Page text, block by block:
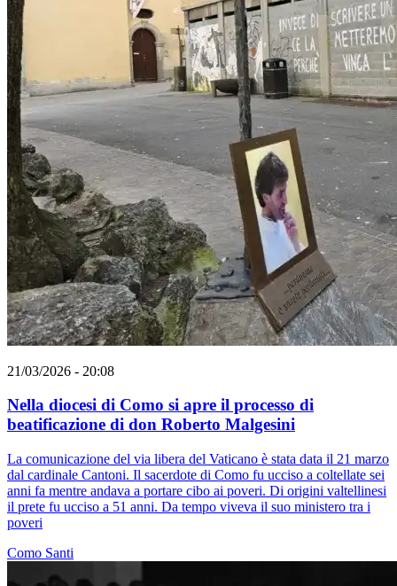
21/03/2026 - 20:08
Nella diocesi di Como si apre il processo di
beatificazione di don Roberto Malgesini
La comunicazione del via libera del Vaticano è stata data il 21 marzo
dal cardinale Cantoni. Il sacerdote di Como fu ucciso a coltellate sei
anni fa mentre andava a portare cibo ai poveri. Di origini valtellinesi
il prete fu ucciso a 51 anni. Da tempo viveva il suo ministero tra i
poveri
Como Santi